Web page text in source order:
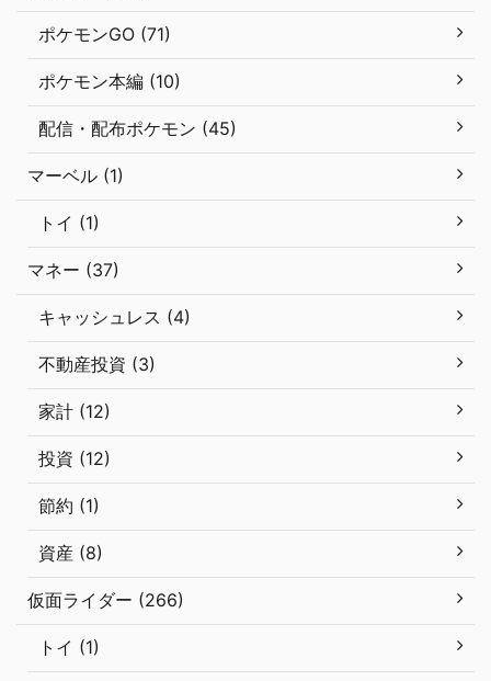
ポケモンGO (71)
ポケモン本編 (10)
配信・配布ポケモン (45)
マーベル (1)
トイ (1)
マネー (37)
キャッシュレス (4)
不動産投資 (3)
家計 (12)
投資 (12)
節約 (1)
資産 (8)
仮面ライダー (266)
トイ (1)